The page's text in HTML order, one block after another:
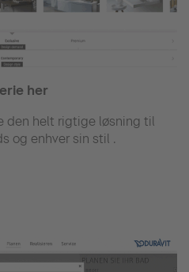
her
den helt rigtige løsning til
og enhver sin stil .